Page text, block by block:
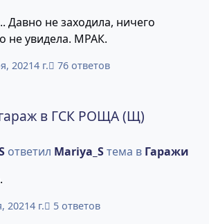
Давно не заходила, ничего
не увидела. МРАК.
20214 г. 76 ответов
в ГСК РОЩА (Щ)
ответил Mariya_Sтема в Гаражи
20214 г. 5 ответов